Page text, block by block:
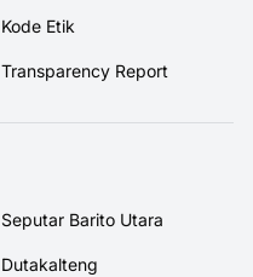
Kode Etik
Transparency Report
Seputar Barito Utara
Dutakalteng